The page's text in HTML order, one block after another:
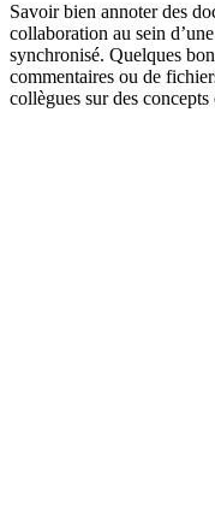
Savoir bien annoter des
collaboration au sein
synchronisé. Quelques
commentaires ou de
collègues sur des concepts